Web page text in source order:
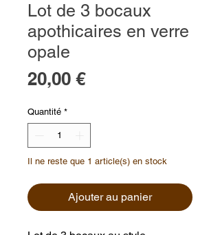
Lot de 3 bocaux
apothicaires en verre
opale
20,00 €Prix
Quantité *
Il ne reste que 1 article(s) en stock
Ajouter au panier